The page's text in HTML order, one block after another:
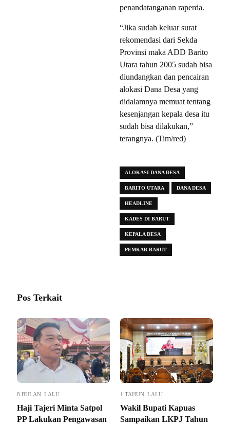
penandatanganan raperda.
“Jika sudah keluar surat
rekomendasi dari Sekda
Provinsi maka ADD Barito
Utara tahun 2005 sudah bisa
diundangkan dan pencairan
alokasi Dana Desa yang
didalamnya memuat tentang
kesenjangan kepala desa itu
sudah bisa dilakukan,”
terangnya. (Tim/red)
ALOKASI DANA DESA
BARITO UTARA DANA DESA
HEADLINE
KADES DI BARUT
KEPALA DESA
PEMKAB BARUT
Pos Terkait
8 BULAN LALU
Haji Tajeri Minta Satpol
PP Lakukan Pengawasan
1 TAHUN LALU
Wakil Bupati Kapuas
Sampaikan LKPJ Tahun